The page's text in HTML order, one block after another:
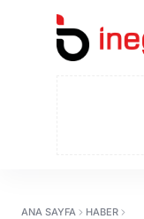
ANA SAYFA
HABER